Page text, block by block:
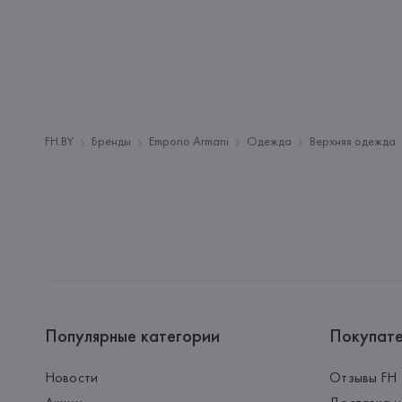
FH.BY Бренды Emporio Armani Одежда Верхняя одежда
Популярные категории
Новости
Отзывы FH